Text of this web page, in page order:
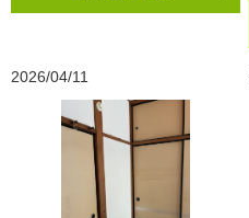
2026/04/11